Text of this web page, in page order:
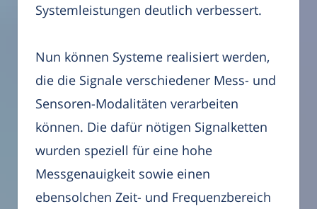
Systemleistungen deutlich verbessert.
Nun können Systeme realisiert werden,
die die Signale verschiedener Mess- und
Sensoren-Modalitäten verarbeiten
können. Die dafür nötigen Signalketten
wurden speziell für eine hohe
Messgenauigkeit sowie einen
ebensolchen Zeit- und Frequenzbereich